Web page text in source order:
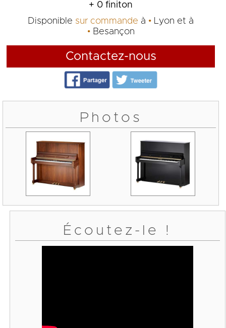
+ 0 finiton
Disponible sur commande à Lyon et à
Besançon
Contactez-nous
Photos
Écoutez-le !